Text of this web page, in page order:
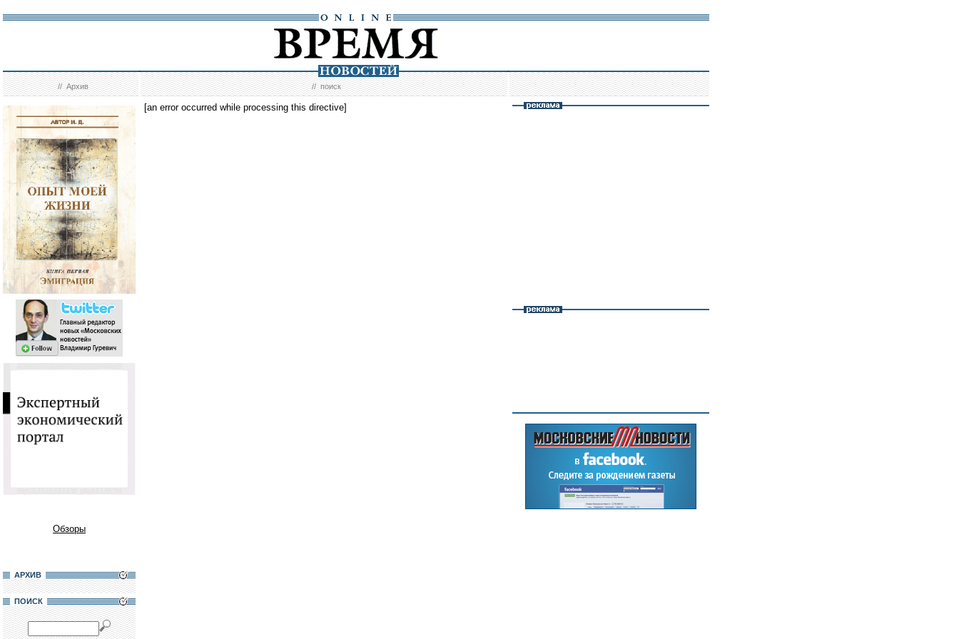
//Архив //поиск
Обзоры
АРХИВ
ПОИСК
[an error occurred while processing this directive]